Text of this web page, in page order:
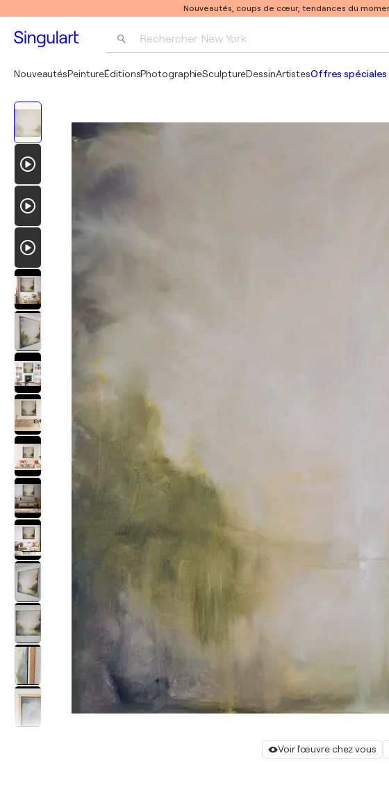
Nouveautés, coups de cœur, tendances du
Rechercher New York
Pablo Picasso
NouveautésPeintureÉditionsPhotographieSculptureDessinArtistesOffres spéciales
Voir l'œuvre chez vous